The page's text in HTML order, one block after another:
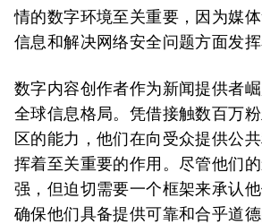
情的数字环境至关重要，因为媒
信息和解决网络安全问题方面发挥
数字内容创作者作为新闻提供者
全球信息格局。凭借接触数百万
区的能力，他们在向受众提供公
挥着至关重要的作用。尽管他们
强，但迫切需要一个框架来承认
确保他们具备提供可靠和合乎道